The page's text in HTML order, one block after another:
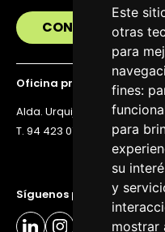
Este
otras
para
fines:
para
su
y
mostrar
Síguenos para estar al
CONTÁCTANOS
Oficina principal
Alda. Urquijo 36, 6ª planta,
T. 94 423 07 43